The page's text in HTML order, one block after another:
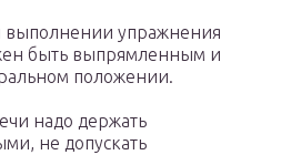
упражнения
быть выпрямленным и
положении.
надо держать
не допускать